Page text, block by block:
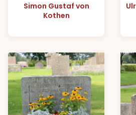
Simon Gustaf von
Kothen